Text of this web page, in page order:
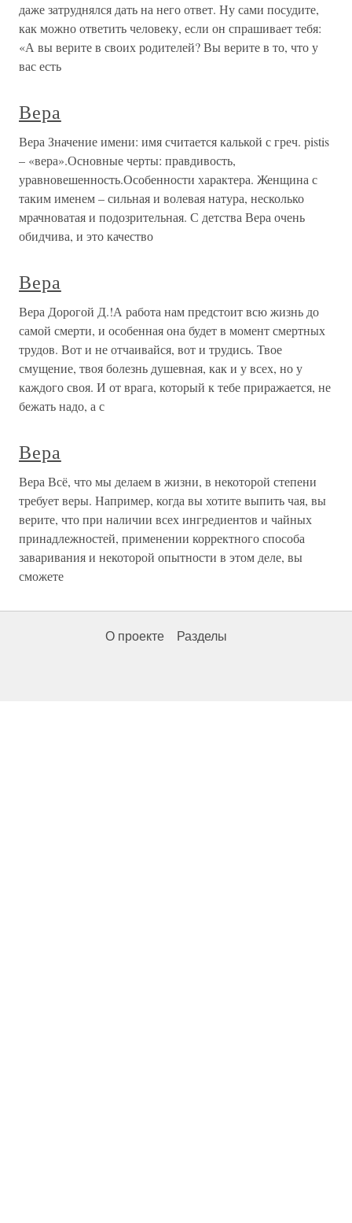
даже затруднялся дать на него ответ. Ну сами посудите,
как можно ответить человеку, если он спрашивает тебя:
«А вы верите в своих родителей? Вы верите в то, что у
вас есть
Вера
Вера Значение имени: имя считается калькой с греч. pistis
– «вера».Основные черты: правдивость,
уравновешенность.Особенности характера. Женщина с
таким именем – сильная и волевая натура, несколько
мрачноватая и подозрительная. С детства Вера очень
обидчива, и это качество
Вера
Вера Дорогой Д.!А работа нам предстоит всю жизнь до
самой смерти, и особенная она будет в момент смертных
трудов. Вот и не отчаивайся, вот и трудись. Твое
смущение, твоя болезнь душевная, как и у всех, но у
каждого своя. И от врага, который к тебе приражается, не
бежать надо, а с
Вера
Вера Всё, что мы делаем в жизни, в некоторой степени
требует веры. Например, когда вы хотите выпить чая, вы
верите, что при наличии всех ингредиентов и чайных
принадлежностей, применении корректного способа
заваривания и некоторой опытности в этом деле, вы
сможете
О проекте Разделы